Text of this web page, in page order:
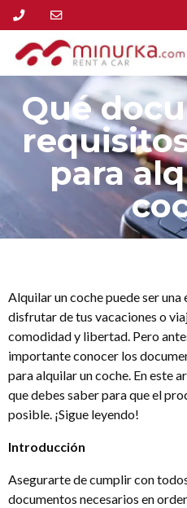
Qué
para
Alquilar un coche puede ser
disfrutar de tus vacaciones o
comodidad y libertad. Pero
importante conocer los
para alquilar un coche. En este
que debes saber para que el
posible. ¡Sigue leyendo!
Introducción
Asegurarte de cumplir con
documentos necesarios en